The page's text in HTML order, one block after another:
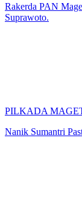
Rakerda PAN
Suprawoto.
PILKADA
Nanik Sumantri